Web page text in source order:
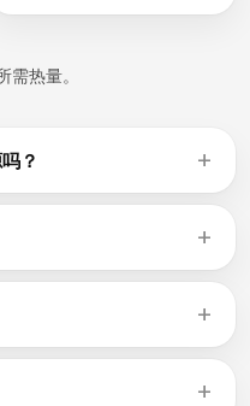
需热量。
？
欧米伽-3（EPA和DHA）
含总脂肪0.3g；多脂鱼类通
型掠食性鱼类往往积累更
小型鱼类汞含量较低。大
罐装能有效保存蛋白质
头鱼可能钠含量较高，建